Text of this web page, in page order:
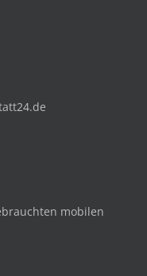
mobilen